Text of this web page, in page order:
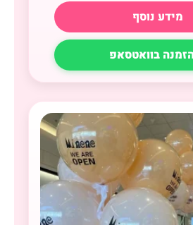
מידע נוסף
בוואטסאפ